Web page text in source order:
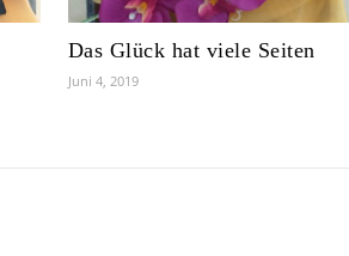
Das Glück hat viele Seiten
Juni 4, 2019